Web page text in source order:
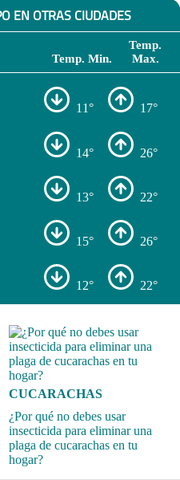
EN OTRAS CIUDADES
Temp. Min.
Temp.
Max.
11° 17°
14° 26°
13° 22°
15° 26°
12° 22°
CUCARACHAS
¿Por qué no debes usar
insecticida para eliminar una
plaga de cucarachas en tu
hogar?